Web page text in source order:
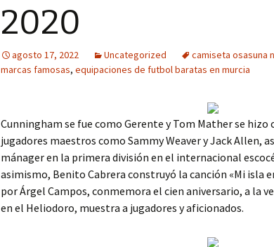
2020
agosto 17, 2022 Uncategorized camiseta osasuna
marcas famosas, equipaciones de futbol baratas en murcia
Cunningham se fue como Gerente y Tom Mather se hizo
jugadores maestros como Sammy Weaver y Jack Allen,
mánager en la primera división en el internacional
asimismo, Benito Cabrera construyó la canción «Mi isla
por Árgel Campos, conmemora el cien aniversario, a la
en el Heliodoro, muestra a jugadores y aficionados.